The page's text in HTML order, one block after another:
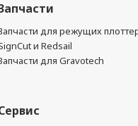
для режущих
и Redsail
для Gravotech